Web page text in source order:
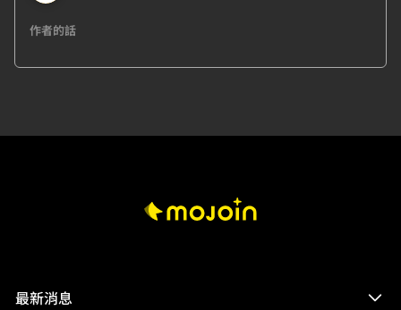
作者的話
最新消息